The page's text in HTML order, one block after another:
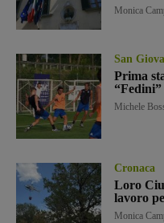
Monica
San
Prima
Michele
Cronaca
Loro
lavoro
Monica